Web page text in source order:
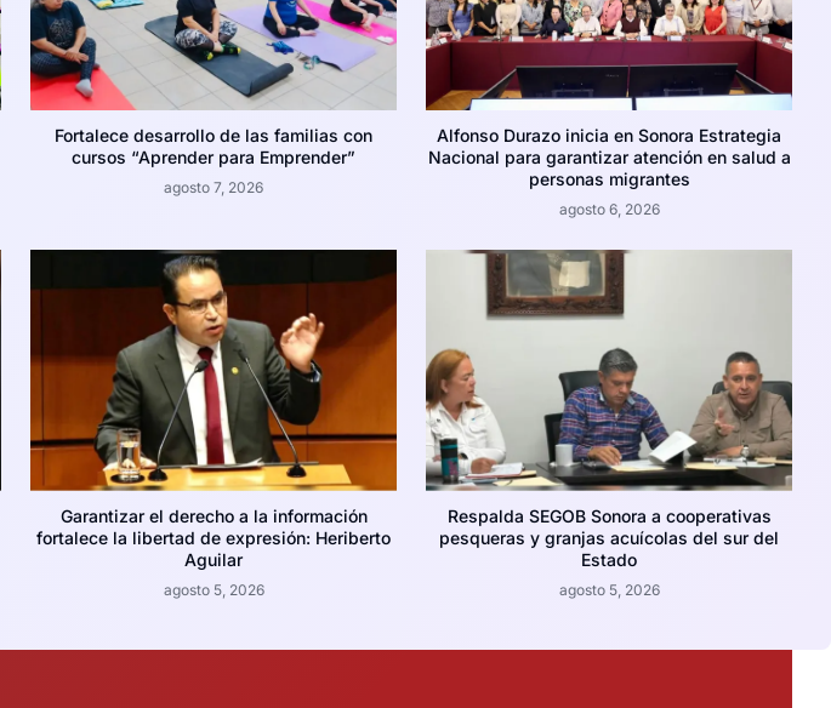
Fortalece desarrollo de las familias con
cursos “Aprender para Emprender”
agosto 7, 2026
Alfonso Durazo inicia en Sonora Estrategia
Nacional para garantizar atención en salud a
personas migrantes
agosto 6, 2026
Garantizar el derecho a la información
fortalece la libertad de expresión: Heriberto
Aguilar
agosto 5, 2026
Respalda SEGOB Sonora a cooperativas
pesqueras y granjas acuícolas del sur del
Estado
agosto 5, 2026